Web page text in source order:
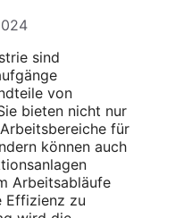
sind
von
bieten nicht nur
für
können auch
Arbeitsabläufe
Effizienz zu